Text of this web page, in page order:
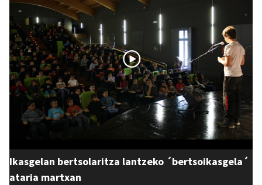
Ikasgelan bertsolaritza lantzeko ´bertsoikasgela´
ataria martxan